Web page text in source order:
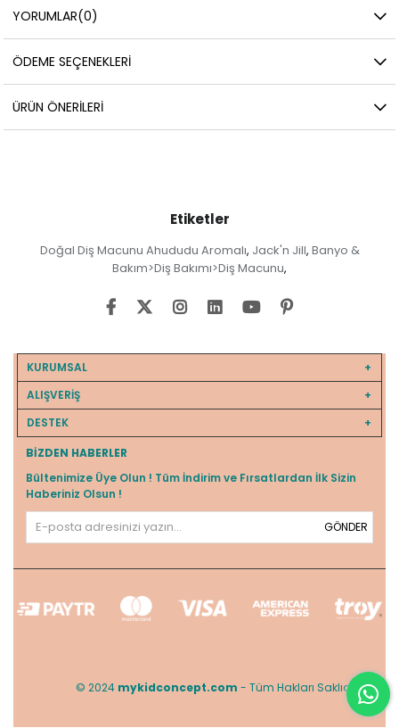
YORUMLAR(0)
ÖDEME SEÇENEKLERI
ÜRÜN ÖNERILERI
Etiketler
Doğal Diş Macunu Ahududu Aromalı, Jack'n Jill, Banyo &
Bakım>Diş Bakımı>Diş Macunu,
KURUMSAL
ALIŞVERİŞ
DESTEK
BIZDEN HABERLER
Bültenimize Üye Olun ! Tüm İndirim ve Fırsatlardan İlk Sizin
Haberiniz Olsun !
GÖNDER
© 2024 mykidconcept.com - Tüm Hakları Saklıdır.